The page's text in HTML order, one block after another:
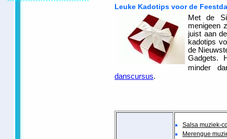
Leuke Kadotips voor de
Met de
menigeen
juist aan
kadotips
de
Gadgets.
minder
danscursus.
Salsa muziek-
Merengue